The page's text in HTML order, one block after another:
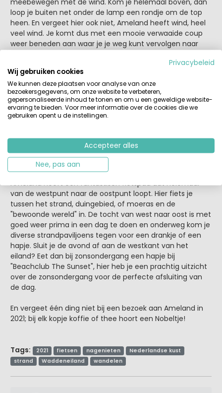
loop je buiten net onder de lamp een rondje om de top
heen. En vergeet hier ook niet, Ameland heeft wind, heel
veel wind. Je komt dus met een mooie verwaaide coup
weer beneden aan waar je je weg kunt vervolgen naar
Ameland heeft een fantastisch fietspad dat helemaal
van de westpunt naar de oostpunt loopt. Hier fiets je
tussen het strand, duingebied, of moeras en de
"bewoonde wereld" in. De tocht van west naar oost is met
goed weer prima in een dag te doen en onderweg kom je
diverse strandpaviljoens tegen voor een drankje of een
hapje. Sluit je de avond af aan de westkant van het
eiland? Eet dan bij zonsondergang een hapje bij
"Beachclub The Sunset", hier heb je een prachtig uitzicht
over de zonsondergang voor de perfecte afsluiting van
de dag.
En vergeet één ding niet bij een bezoek aan Ameland in
2021; bij elk kopje koffie of thee hoort een Nobeltje!
Tags: 2021 fietsen nagenieten
Nederlandse kust
strand
Waddeneiland wandelen
Privacybeleid
Wij gebruiken cookies
We kunnen deze plaatsen voor analyse van onze
bezoekersgegevens, om onze website te verbeteren,
gepersonaliseerde inhoud te tonen en om u een geweldige website-
ervaring te bieden. Voor meer informatie over de cookies die we
gebruiken opent u de instellingen.
Accepteer alles
Nee, pas aan